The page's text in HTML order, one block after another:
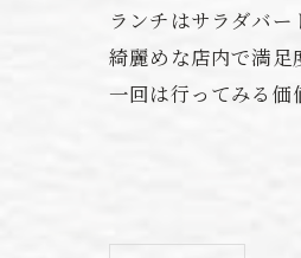
ランチはサラダバ
綺麗めな店内で満足
一回は行ってみる価